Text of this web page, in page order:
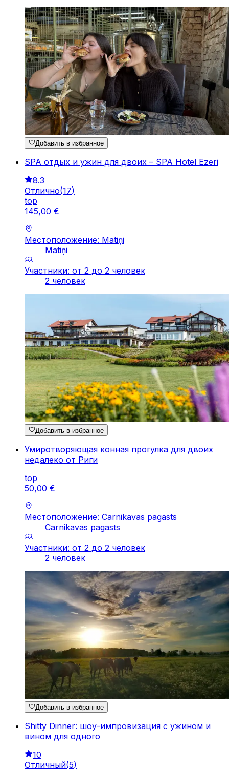
Добавить в избранное
SPA отдых и ужин для двоих – SPA Hotel Ezeri
8.3
Отлично(17)
top
145,00 €
Местоположение: Matiņi
Matiņi
Участники: от 2 до 2 человек
2 человек
Добавить в избранное
Умиротворяющая конная прогулка для двоих
недалеко от Риги
top
50,00 €
Местоположение: Carnikavas pagasts
Carnikavas pagasts
Участники: от 2 до 2 человек
2 человек
Добавить в избранное
Shitty Dinner: шоу-импровизация с ужином и
вином для одного
10
Отличный(5)